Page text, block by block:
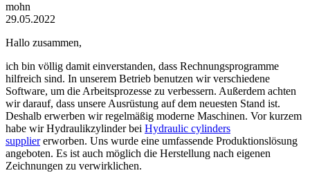
mohn
29.05.2022
Hallo zusammen,
ich bin völlig damit einverstanden, dass Rechnungsprogramme
hilfreich sind. In unserem Betrieb benutzen wir verschiedene
Software, um die Arbeitsprozesse zu verbessern. Außerdem achten
wir darauf, dass unsere Ausrüstung auf dem neuesten Stand ist.
Deshalb erwerben wir regelmäßig moderne Maschinen. Vor kurzem
habe wir Hydraulikzylinder bei Hydraulic cylinders
suppliererworben. Uns wurde eine umfassende Produktionslösung
angeboten. Es ist auch möglich die Herstellung nach eigenen
Zeichnungen zu verwirklichen.